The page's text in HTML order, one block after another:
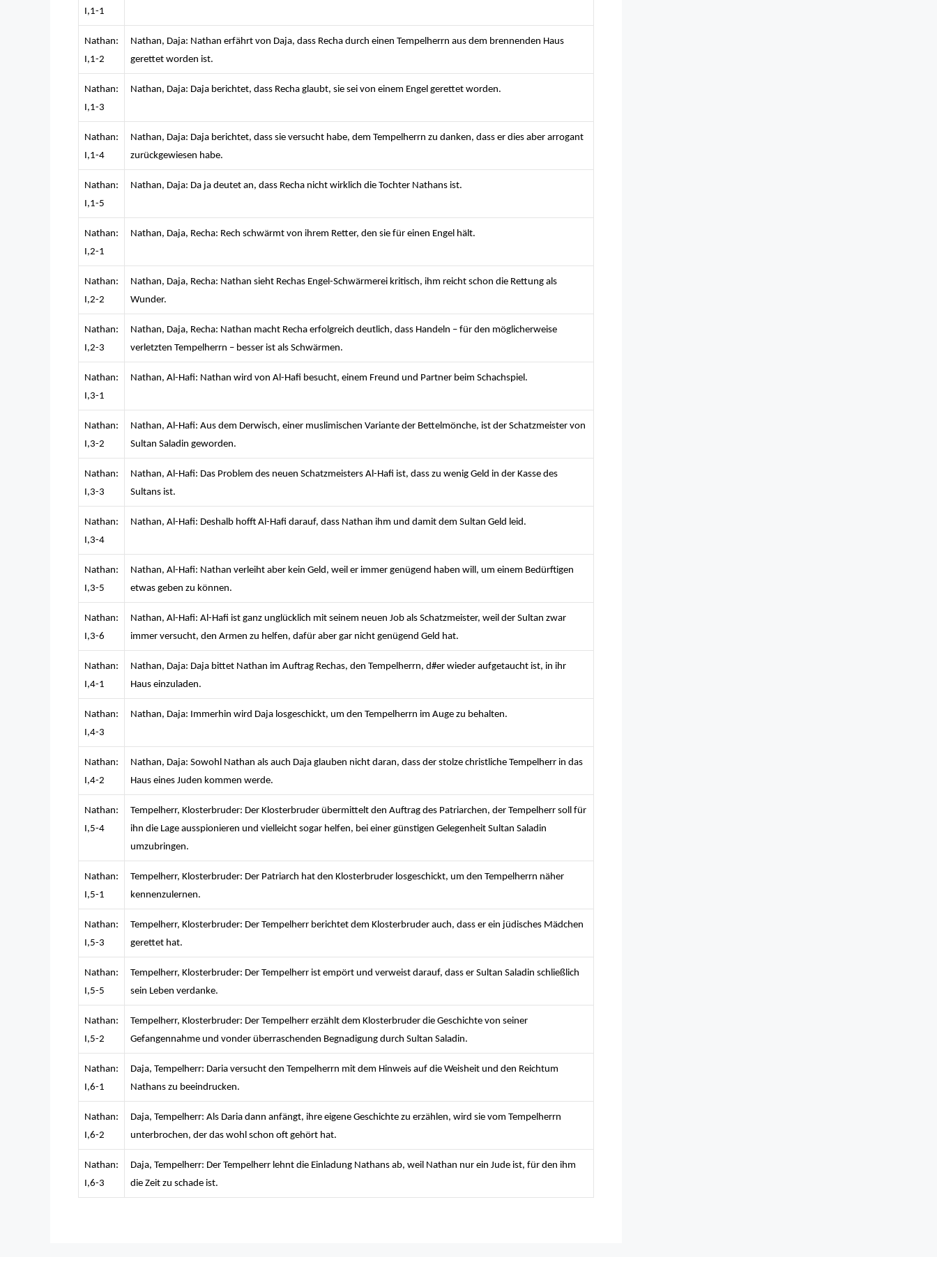
I,1-1
Nathan:
I,1-2
Nathan, Daja: Nathan erfährt von Daja, dass Recha durch einen Tempelherrn aus dem brennenden Haus
gerettet worden ist.
Nathan:
I,1-3
Nathan, Daja: Daja berichtet, dass Recha glaubt, sie sei von einem Engel gerettet worden.
Nathan:
I,1-4
Nathan, Daja: Daja berichtet, dass sie versucht habe, dem Tempelherrn zu danken, dass er dies aber arrogant
zurückgewiesen habe.
Nathan:
I,1-5
Nathan, Daja: Da ja deutet an, dass Recha nicht wirklich die Tochter Nathans ist.
Nathan:
I,2-1
Nathan, Daja, Recha: Rech schwärmt von ihrem Retter, den sie für einen Engel hält.
Nathan:
I,2-2
Nathan, Daja, Recha: Nathan sieht Rechas Engel-Schwärmerei kritisch, ihm reicht schon die Rettung als
Wunder.
Nathan:
I,2-3
Nathan, Daja, Recha: Nathan macht Recha erfolgreich deutlich, dass Handeln – für den möglicherweise
verletzten Tempelherrn – besser ist als Schwärmen.
Nathan:
I,3-1
Nathan, Al-Hafi: Nathan wird von Al-Hafi besucht, einem Freund und Partner beim Schachspiel.
Nathan:
I,3-2
Nathan, Al-Hafi: Aus dem Derwisch, einer muslimischen Variante der Bettelmönche, ist der Schatzmeister von
Sultan Saladin geworden.
Nathan:
I,3-3
Nathan, Al-Hafi: Das Problem des neuen Schatzmeisters Al-Hafi ist, dass zu wenig Geld in der Kasse des
Sultans ist.
Nathan:
I,3-4
Nathan, Al-Hafi: Deshalb hofft Al-Hafi darauf, dass Nathan ihm und damit dem Sultan Geld leid.
Nathan:
I,3-5
Nathan, Al-Hafi: Nathan verleiht aber kein Geld, weil er immer genügend haben will, um einem Bedürftigen
etwas geben zu können.
Nathan:
I,3-6
Nathan, Al-Hafi: Al-Hafi ist ganz unglücklich mit seinem neuen Job als Schatzmeister, weil der Sultan zwar
immer versucht, den Armen zu helfen, dafür aber gar nicht genügend Geld hat.
Nathan:
I,4-1
Nathan, Daja: Daja bittet Nathan im Auftrag Rechas, den Tempelherrn, d#er wieder aufgetaucht ist, in ihr
Haus einzuladen.
Nathan:
I,4-3
Nathan, Daja: Immerhin wird Daja losgeschickt, um den Tempelherrn im Auge zu behalten.
Nathan:
I,4-2
Nathan, Daja: Sowohl Nathan als auch Daja glauben nicht daran, dass der stolze christliche Tempelherr in das
Haus eines Juden kommen werde.
Nathan:
I,5-4
Tempelherr, Klosterbruder: Der Klosterbruder übermittelt den Auftrag des Patriarchen, der Tempelherr soll für
ihn die Lage ausspionieren und vielleicht sogar helfen, bei einer günstigen Gelegenheit Sultan Saladin
umzubringen.
Nathan:
I,5-1
Tempelherr, Klosterbruder: Der Patriarch hat den Klosterbruder losgeschickt, um den Tempelherrn näher
kennenzulernen.
Nathan:
I,5-3
Tempelherr, Klosterbruder: Der Tempelherr berichtet dem Klosterbruder auch, dass er ein jüdisches Mädchen
gerettet hat.
Nathan:
I,5-5
Tempelherr, Klosterbruder: Der Tempelherr ist empört und verweist darauf, dass er Sultan Saladin schließlich
sein Leben verdanke.
Nathan:
I,5-2
Tempelherr, Klosterbruder: Der Tempelherr erzählt dem Klosterbruder die Geschichte von seiner
Gefangennahme und vonder überraschenden Begnadigung durch Sultan Saladin.
Nathan:
I,6-1
Daja, Tempelherr: Daria versucht den Tempelherrn mit dem Hinweis auf die Weisheit und den Reichtum
Nathans zu beeindrucken.
Nathan:
I,6-2
Daja, Tempelherr: Als Daria dann anfängt, ihre eigene Geschichte zu erzählen, wird sie vom Tempelherrn
unterbrochen, der das wohl schon oft gehört hat.
Nathan:
I,6-3
Daja, Tempelherr: Der Tempelherr lehnt die Einladung Nathans ab, weil Nathan nur ein Jude ist, für den ihm
die Zeit zu schade ist.